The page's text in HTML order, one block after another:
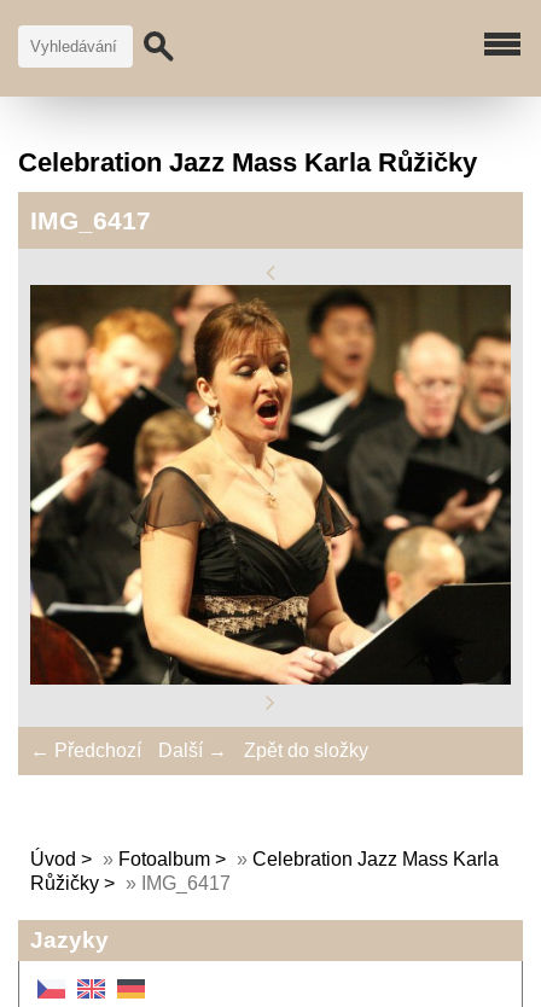
Celebration Jazz Mass Karla Růžičky
IMG_6417
← Předchozí Další → Zpět do složky
Úvod » Fotoalbum » Celebration Jazz Mass Karla
Růžičky
» IMG_6417
Jazyky